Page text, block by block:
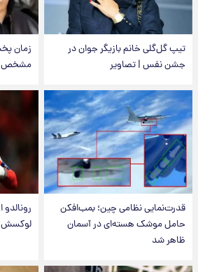
تیپ گل‌گلی خانم بازیگر جوان در
جشن نفس | تصاویر
زمان
مشخص
قدرت‌نمایی نظامی چین؛ بمب‌افکن
حامل موشک هسته‌ای در آسمان
ظاهر شد
لوکسش